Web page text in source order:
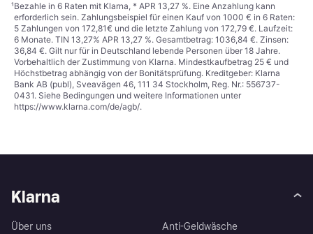
¹Bezahle in 6 Raten mit Klarna, * APR 13,27 %. Eine Anzahlung kann
erforderlich sein. Zahlungsbeispiel für einen Kauf von 1000 € in 6 Raten:
5 Zahlungen von 172,81€ und die letzte Zahlung von 172,79 €. Laufzeit:
6 Monate. TIN 13,27% APR 13,27 %. Gesamtbetrag: 1036,84 €. Zinsen:
36,84 €. Gilt nur für in Deutschland lebende Personen über 18 Jahre.
Vorbehaltlich der Zustimmung von Klarna. Mindestkaufbetrag 25 € und
Höchstbetrag abhängig von der Bonitätsprüfung. Kreditgeber: Klarna
Bank AB (publ), Sveavägen 46, 111 34 Stockholm, Reg. Nr.: 556737-
0431. Siehe Bedingungen und weitere Informationen unter
https://www.klarna.com/de/agb/.
Klarna
Über uns
Anti-Geldwäsche